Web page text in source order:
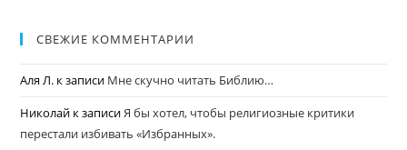
СВЕЖИЕ КОММЕНТАРИИ
Аля Л. к записи Мне скучно читать Библию…
Николай к записиЯ бы хотел, чтобы религиозные критики
перестали избивать «Избранных».